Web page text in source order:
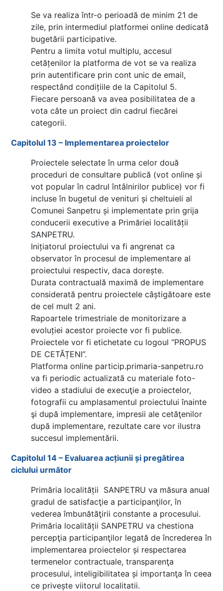
Se va realiza într-o perioadă de minim 21 de
zile, prin intermediul platformei online dedicată
bugetării participative.
Pentru a limita votul multiplu, accesul
cetățenilor la platforma de vot se va realiza
prin autentificare prin cont unic de email,
respectând condițiile de la Capitolul 5.
Fiecare persoană va avea posibilitatea de a
vota câte un proiect din cadrul fiecărei
categorii.
Capitolul 13 – Implementarea proiectelor
Proiectele selectate în urma celor două
proceduri de consultare publică (vot online și
vot popular în cadrul întâlnirilor publice) vor fi
incluse în bugetul de venituri și cheltuieli al
Comunei Sanpetru și implementate prin grija
conducerii executive a Primăriei localității
SANPETRU.
Inițiatorul proiectului va fi angrenat ca
observator în procesul de implementare al
proiectului respectiv, daca dorește.
Durata contractuală maximă de implementare
considerată pentru proiectele câștigătoare este
de cel mult 2 ani.
Rapoartele trimestriale de monitorizare a
evoluției acestor proiecte vor fi publice.
Proiectele vor fi etichetate cu logoul “PROPUS
DE CETĂȚENI”.
Platforma online particip.primaria-sanpetru.ro
va fi periodic actualizată cu materiale foto-
video a stadiului de execuţie a proiectelor,
fotografii cu amplasamentul proiectului înainte
şi după implementare, impresii ale cetăţenilor
după implementare, rezultate care vor ilustra
succesul implementării.
Capitolul 14 – Evaluarea acțiunii și pregătirea
ciclului următor
Primăria localității SANPETRU va măsura anual
gradul de satisfacţie a participanţilor, în
vederea îmbunătăţirii constante a procesului.
Primăria localității SANPETRU va chestiona
percepţia participanţilor legată de încrederea în
implementarea proiectelor și respectarea
termenelor contractuale, transparenţa
procesului, inteligibilitatea și importanţa în ceea
ce privește viitorul localitatii.